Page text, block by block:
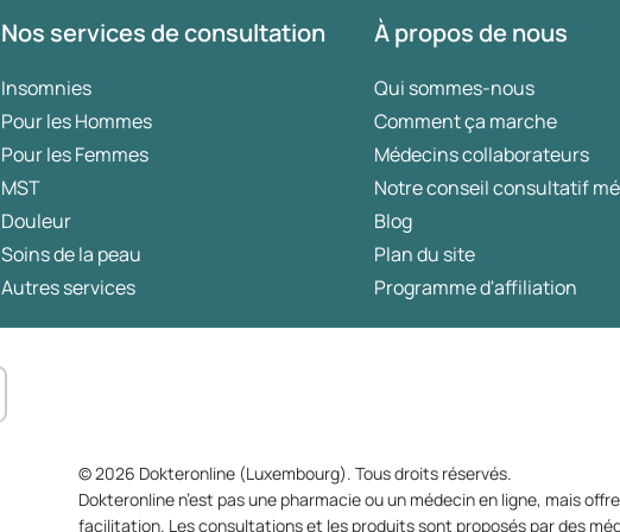
Nos services de consultation
Insomnies
Pour les Hommes
Pour les Femmes
MST
Douleur
Soins de la peau
Autres services
À propos de nous
Qui sommes-nous
Comment ça marche
Médecins collaborateurs
Notre conseil consultatif
Blog
Plan du site
Programme d'affiliation
© 2026 Dokteronline (Luxembourg). Tous droits réservés.
Dokteronline n’est pas une pharmacie ou un médecin en ligne, mais
facilitation. Les consultations et les produits sont proposés par des